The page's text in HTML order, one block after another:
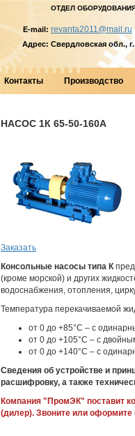
ОТДЕЛ
E-mail: revanta2011@mail.ru
Адрес: Свердловская обл.,
Контакты Производство
НАСОС 1К 65-50-160А
Заказать
Консольные насосы типа К
(кроме морской) и других
водоснабжения, отопления,
Температура перекачиваемой
от 0 до +85°С – с
от 0 до +105°С – с
от 0 до +140°С – с
Сведения об устройстве и
расшифровку, а также
Компания "ПромЭК" поставит
(дилер). Звоните или оформите